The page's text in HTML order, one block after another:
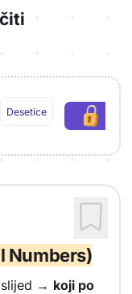
Desetice
Numbers)
→ koji po